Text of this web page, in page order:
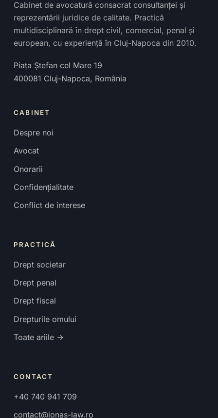
Cabinet de avocatură consacrat consultanței și
reprezentării juridice de calitate. Practică
multidisciplinară în drept civil, comercial, penal și
european, cu experiență în Cluj-Napoca din 2010.
Piața Ștefan cel Mare 19
400081 Cluj-Napoca, România
CABINET
Despre noi
Avocat
Onorarii
Confidențialitate
Conflict de interese
PRACTICĂ
Drept societar
Drept penal
Drept fiscal
Drepturile omului
Toate ariile →
CONTACT
+40 740 941 709
contact@ionas-law.ro